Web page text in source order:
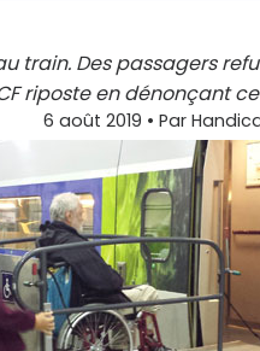
train. Des passagers
riposte en dénonçant
6 août 2019 • Par